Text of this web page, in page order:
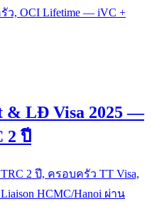
ว, OCI Lifetime — iVC +
& LĐ Visa 2025 —
2 ปี
2 ปี, ครอบครัว TT Visa,
HCMC/Hanoi ผ่าน